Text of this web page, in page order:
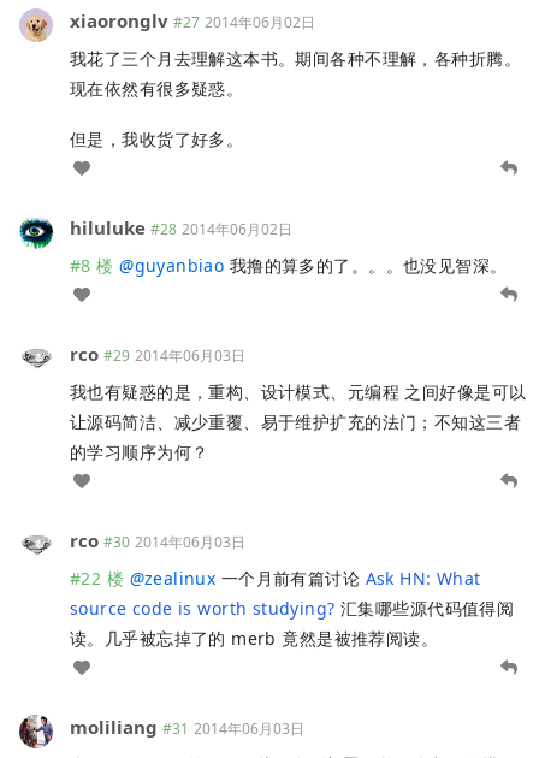
xiaoronglv #27 2014年06月02日
我花了三个月去理解这本书。期间各种不理解，各种折腾。
现在依然有很多疑惑。
但是，我收货了好多。
hiluluke #28 2014年06月02日
#8 楼 @guyanbiao 我撸的算多的了。。。也没见智深。
rco #29 2014年06月03日
我也有疑惑的是，重构、设计模式、元编程 之间好像是可以
让源码简洁、减少重覆、易于维护扩充的法门；不知这三者
的学习顺序为何？
rco #30 2014年06月03日
#22 楼 @zealinux 一个月前有篇讨论 Ask HN: What
source code is worth studying? 汇集哪些源代码值得阅
读。几乎被忘掉了的 merb 竟然是被推荐阅读。
moliliang #31 2014年06月03日